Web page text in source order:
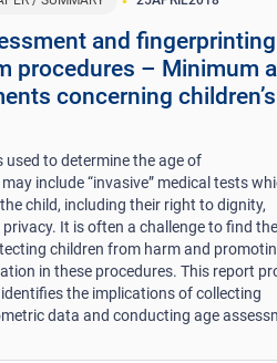
and
procedures – Minimum
concerning
used to determine the age of
include “invasive” medical tests
child, including their right to dignity,
It is often a challenge to find
children from harm and
in these procedures. This report
the implications of collecting
data and conducting age